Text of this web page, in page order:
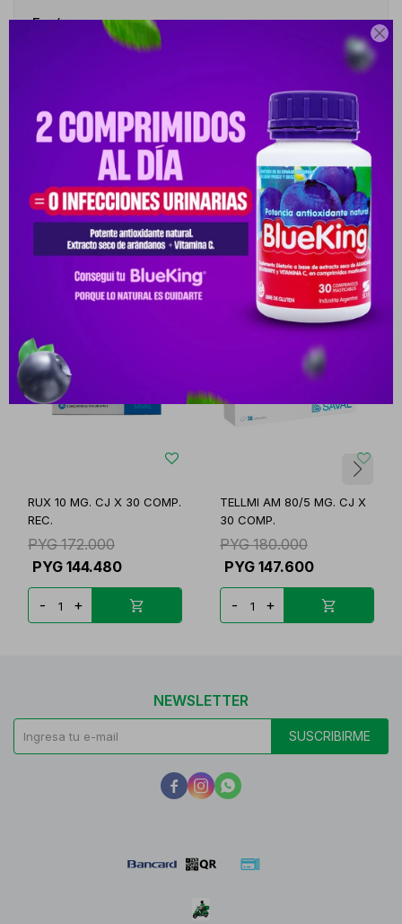

Envíos
Medios de pago
Productos que te pueden interesar
RUX 10 MG. CJ X 30 COMP.
REC.
PYG 172.000
PYG 144.480
- +
TELLMI AM 80/5 MG. CJ X
30 COMP.
PYG 180.000
PYG 147.600
- +
NEWSLETTER
SUSCRIBIRME
  